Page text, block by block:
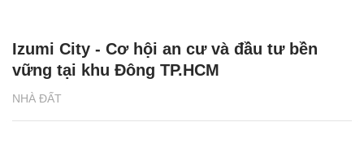
NHÀ ĐẤT
Izumi City - Cơ hội an cư và đầu tư bền
vững tại khu Đông TP.HCM